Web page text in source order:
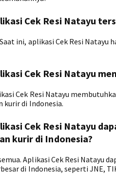
Cek Resi Natayu
ini, aplikasi Cek Resi
Cek Resi Natayu
Cek Resi Natayu
kurir di Indonesia.
Cek Resi Natayu
kurir di Indonesia?
Aplikasi Cek Resi Natayu
di Indonesia, seperti JNE,